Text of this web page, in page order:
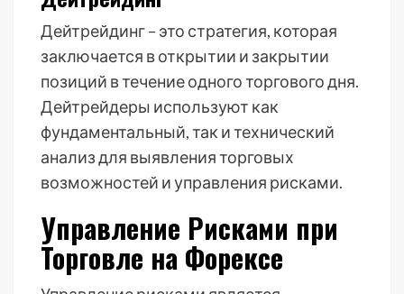
Дейтрейдинг – это стратегия, которая
заключается в открытии и закрытии
позиций в течение одного торгового дня.
Дейтрейдеры используют как
фундаментальный, так и технический
анализ для выявления торговых
возможностей и управления рисками.
Управление Рисками при
Торговле на Форексе